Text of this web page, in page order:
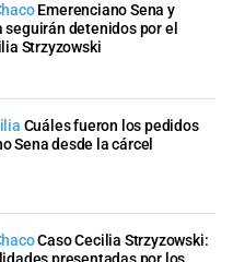
Emerenciano Sena y
seguirán detenidos por el
Strzyzowski
Cuáles fueron los pedidos
Sena desde la cárcel
Caso Cecilia Strzyzowski: